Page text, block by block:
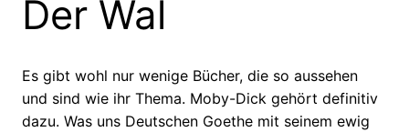
Der Wal
Es gibt wohl nur wenige Bücher, die so aussehen
und sind wie ihr Thema. Moby-Dick gehört definitiv
dazu. Was uns Deutschen Goethe mit seinem ewig